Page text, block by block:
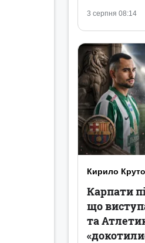
3 серпня 08:14
Кирило
Карпати
що
та